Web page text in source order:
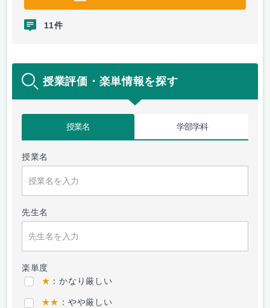
11件
授業評価・楽単情報を探す
授業名 学部学科
授業名
先生名
楽単度
★ ：かなり厳しい
★★ ：やや厳しい